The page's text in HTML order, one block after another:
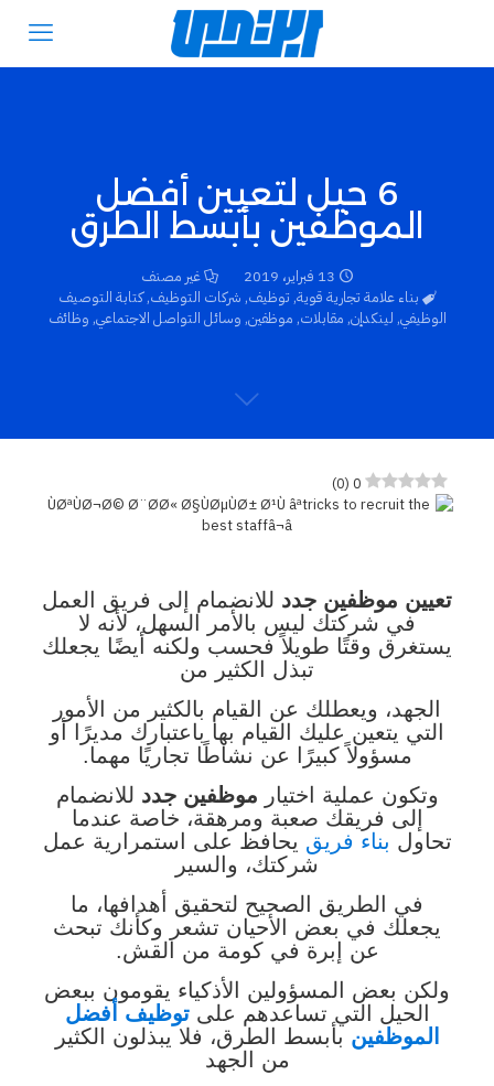
6 حيل لتعيين أفضل
الموظفين بأبسط الطرق
13 فبراير، 2019
غير مصنف
بناء علامة تجارية قوية, توظيف, شركات التوظيف,كتابة التوصيف
الوظيفي, لينكدإن, مقابلات, موظفين, وسائل التواصل الاجتماعي, وظائف
0
(
0
)
تعيين موظفين جدد للانضمام إلى فريق العمل
في شركتك ليس بالأمر السهل، لأنه لا
يستغرق وقتًا طويلاً فحسب ولكنه أيضًا يجعلك
تبذل الكثير من
الجهد، ويعطلك عن القيام بالكثير من الأمور
التي يتعين عليك القيام بها باعتبارك مديرًا أو
مسؤولاً كبيرًا عن نشاطًا تجاريًا مهما.
وتكون عملية اختيار موظفين جدد للانضمام
إلى فريقك صعبة ومرهقة، خاصة عندما
تحاول بناء فريق يحافظ على استمرارية عمل
شركتك، والسير
في الطريق الصحيح لتحقيق أهدافها، ما
يجعلك في بعض الأحيان تشعر وكأنك تبحث
عن إبرة في كومة من القش.
ولكن بعض المسؤولين الأذكياء يقومون ببعض
الحيل التي تساعدهم علىتوظيف أفضل
الموظفين بأبسط الطرق، فلا يبذلون الكثير
من الجهد